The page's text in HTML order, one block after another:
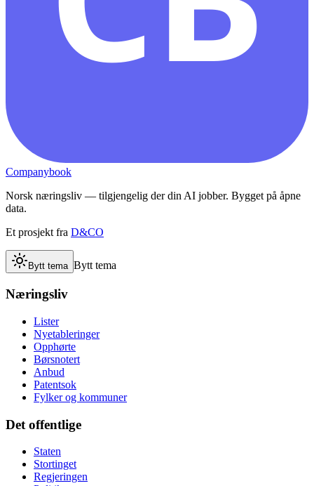
Companybook
Norsk næringsliv — tilgjengelig der din AI jobber. Bygget på åpne
data.
Et prosjekt fra D&CO
Bytt tema Bytt tema
Næringsliv
Lister
Nyetableringer
Opphørte
Børsnotert
Anbud
Patentsok
Fylker og kommuner
Det offentlige
Staten
Stortinget
Regjeringen